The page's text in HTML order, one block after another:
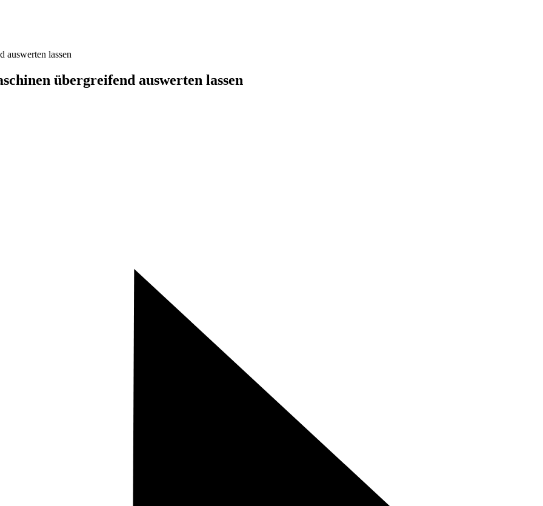
auswerten lassen
übergreifend auswerten lassen